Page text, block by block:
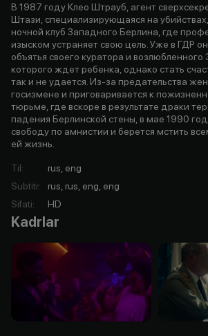
В 1987 году Клео Штрауб, агент
Штази, специализирующаяся на
ночной клуб Западного Берлина, где
изыском устраняет свою цель. Уже в ГДР
объятья своего куратора и
которого ждет ребенка, однако стать
так и не удается. Из-за предательства
госизмене и приговаривается к
тюрьме, где вскоре в результате драки
падения Берлинской стены, в мае 1990
свободу по амнистии и берется мстить
ей жизнь.
Til:
rus, eng
Subtitr:
rus, rus, eng, eng
Sifati: HD
Kadrlar